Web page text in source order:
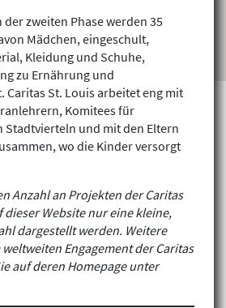
finden
zweiten Phase werden 35
Mädchen, eingeschult,
Kleidung und Schuhe,
zu Ernährung und
St. Louis arbeitet eng mit
Komitees für
Stadtvierteln und mit den Eltern
wo die Kinder versorgt
Anzahl an Projekten der Caritas
dieser Website nur eine kleine,
dargestellt werden. Weitere
Engagement der Caritas
auf deren Homepage unter